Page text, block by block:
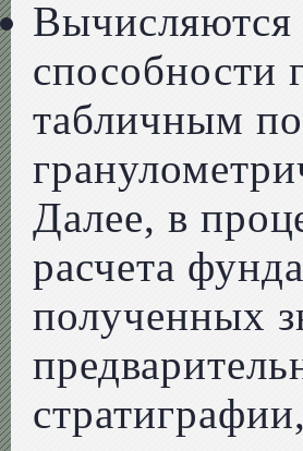
Вычисляются
способности
табличным
Далее, в
расчета
полученных